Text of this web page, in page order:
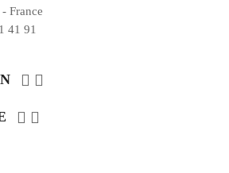
France
41 91
 
 